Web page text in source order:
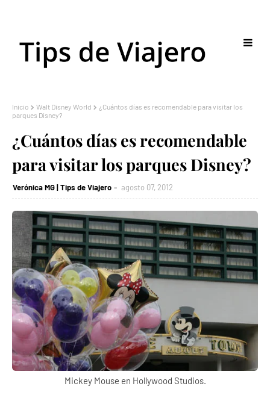
Inicio Walt Disney World
¿Cuántos días es recomendable para visitar los
parques Disney?
¿Cuántos días es recomendable
para visitar los parques Disney?
Verónica MG | Tips de Viajero agosto 07, 2012
Mickey Mouse en Hollywood Studios.